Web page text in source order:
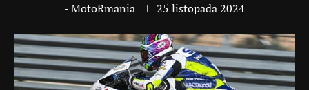
-MotoRmania 25 listopada 2024